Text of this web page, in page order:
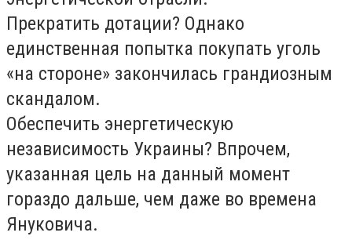
Прекратить дотации? Однако
единственная попытка покупать уголь
«на стороне» закончилась грандиозным
скандалом.
Обеспечить энергетическую
независимость Украины? Впрочем,
указанная цель на данный момент
гораздо дальше, чем даже во времена
Януковича.